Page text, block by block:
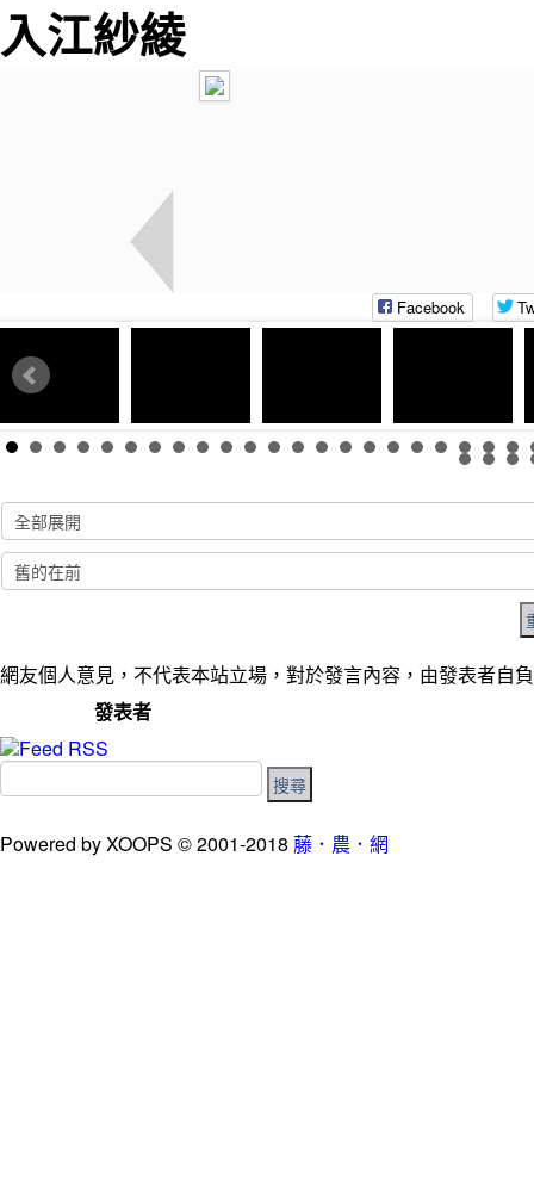
入江紗綾
Facebook
網友個人意見，不代表本站立場，對於發言內容，由發表者自
發表者
Powered by XOOPS © 2001-2018 藤．農．網